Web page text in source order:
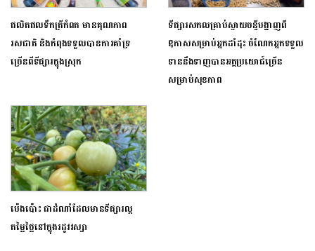
ផលិតផលទឹកត្រីកំពត មានគុណភាព
រសជាតិ និងកំពុងទទួលបានការគាំទ្រ
ច្រើនពីទីផ្សារក្នុងស្រុក
ទីផ្សារសកលគ្រាប់ស្វាយចន្ទីបង្ហាញពី
ឱកាសសម្រាប់អ្នកដាំដុះ ចំណែកអ្នកទទួល
ទាននឹងទាញបានអត្ថប្រយោជ៍ច្រើន
សម្រាប់សុខភាព
ប៉េងប៉ោះ ជាដំណាំដែលមានទីផ្សារល្អ
តម្លៃថ្លៃនៅក្នុងរដូវវស្សា